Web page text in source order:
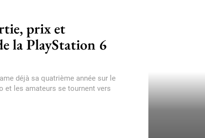
prix et
la PlayStation 6
déjà sa quatrième année sur le
et les amateurs se tournent vers